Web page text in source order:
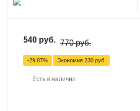
540 руб. 770 руб.
-29.87% Экономия 230 руб.
Есть в наличии